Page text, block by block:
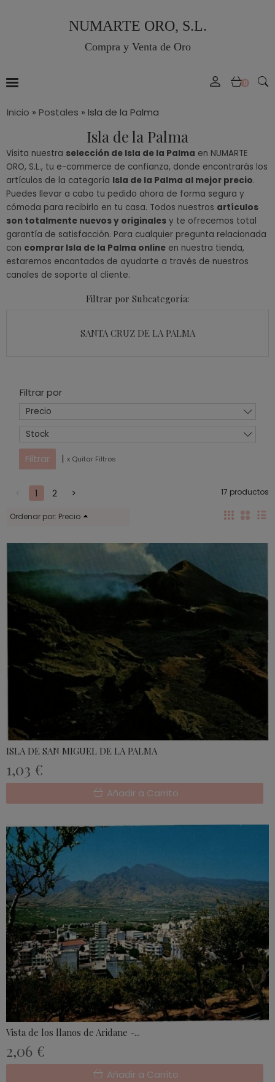
NUMARTE ORO, S.L.
Compra y Venta de Oro
0
Inicio » Postales » Isla de la Palma
Isla de la Palma
Visita nuestra selección de Isla de la Palma en NUMARTE
ORO, S.L., tu e-commerce de confianza, donde encontrarás los
artículos de la categoría Isla de la Palma al mejor precio.
Puedes llevar a cabo tu pedido ahora de forma segura y
cómoda para recibirlo en tu casa. Todos nuestros artículos
son totalmente nuevos y originales y te ofrecemos total
garantía de satisfacción. Para cualquier pregunta relacionada
con comprar Isla de la Palma online en nuestra tienda,
estaremos encantados de ayudarte a través de nuestros
canales de soporte al cliente.
Filtrar por Subcategoría:
SANTA CRUZ DE LA PALMA
Filtrar por
Precio
Stock
| x Quitar Filtros
1 2 > 17 productos
Ordenar por: Precio
ISLA DE SAN MIGUEL DE LA PALMA
1,03 €
Añadir a Carrito
Vista de los llanos de Aridane -...
2,06 €
Añadir a Carrito